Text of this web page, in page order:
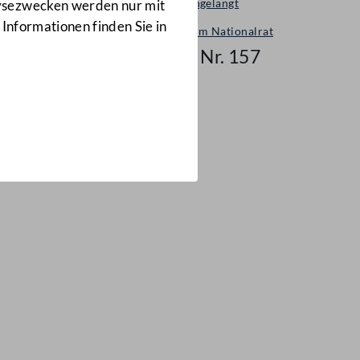
werden nur mit
finden Sie in
Neu eingelangt
Neues im Nationalrat
Mail Nr. 157